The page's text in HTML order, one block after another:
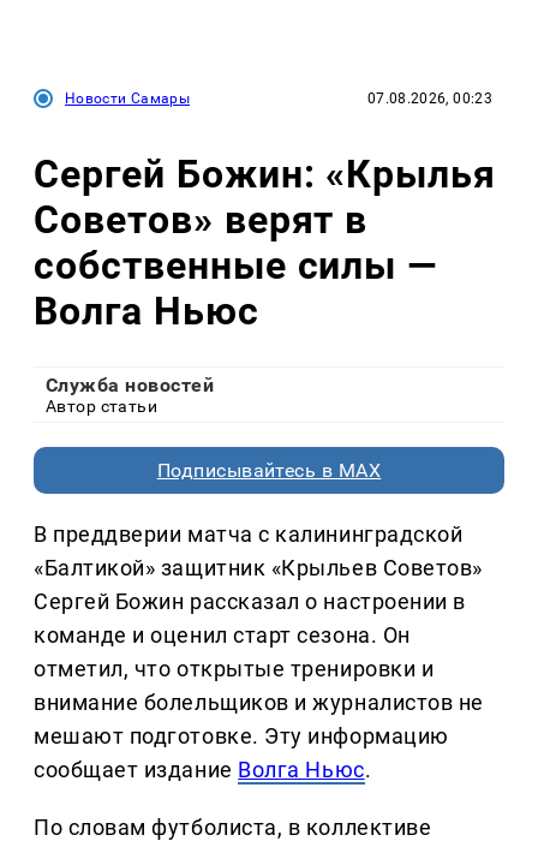
Новости Самары 07.08.2026, 00:23
Сергей Божин: «Крылья
Советов» верят в
собственные силы —
Волга Ньюс
Служба новостей
Автор статьи
Подписывайтесь в MAX
В преддверии матча с калининградской
«Балтикой» защитник «Крыльев Советов»
Сергей Божин рассказал о настроении в
команде и оценил старт сезона. Он
отметил, что открытые тренировки и
внимание болельщиков и журналистов не
мешают подготовке. Эту информацию
сообщает издание Волга Ньюс.
По словам футболиста, в коллективе